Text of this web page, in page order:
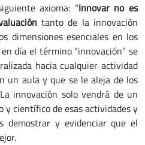
axioma: “Innovar no es
tanto de la innovación
dimensiones esenciales en los
día el término “innovación” se
hacia cualquier actividad
un aula y que se le aleja de los
innovación solo vendrá de un
y científico de esas actividades y
demostrar y evidenciar que el